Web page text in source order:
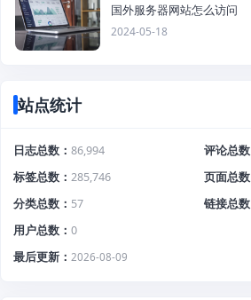
国外服务器网站怎么访问
2024-05-18
站点统计
日志总数 86,994 评论总数
标签总数
285,746 页面总数
分类总数
57 链接总数
用户总数
0
最后更新
2026-08-09